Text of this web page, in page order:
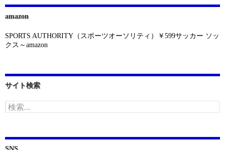
amazon
SPORTS AUTHORITY（スポーツオーソリティ）￥599サッカー ソッ
クス～amazon
サイト検索
検
索: